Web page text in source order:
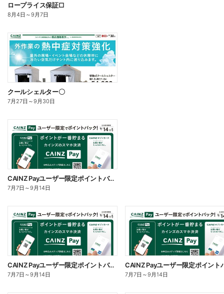
ロープライス保証□
8月4日 ～9月7日
クールシェルター〇
7月27日 ～9月30日
CAINZ Payユーザー限定ポイントバック!_日用雑貨②
7月7日 ～9月14日
CAINZ Payユーザー限定ポイントバック!_日用雑貨①
7月7日 ～9月14日 7月7日 ～9月14日